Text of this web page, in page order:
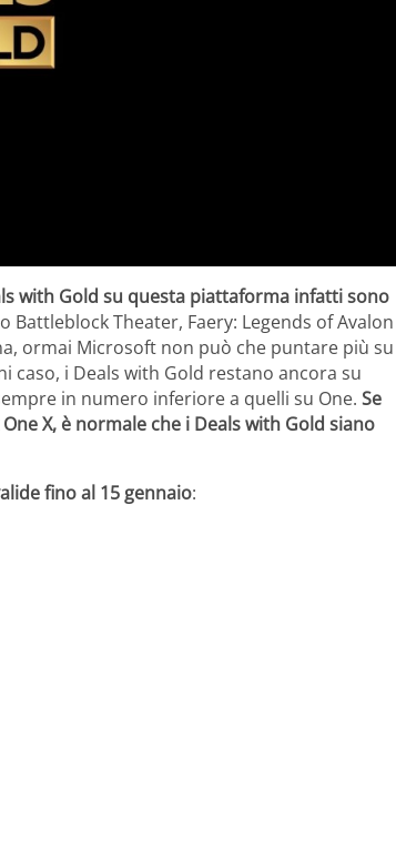
with Gold su questa piattaforma infatti sono
Theater, Faery: Legends of Avalon
ormai Microsoft non può che puntare più su
caso, i Deals with Gold restano ancora su
in numero inferiore a quelli su One. Se
X, è normale che i Deals with Gold siano
fino al 15 gennaio: